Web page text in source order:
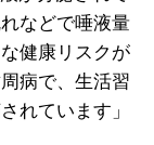
などで唾液量
健康リスクが
病で、生活習
れています」